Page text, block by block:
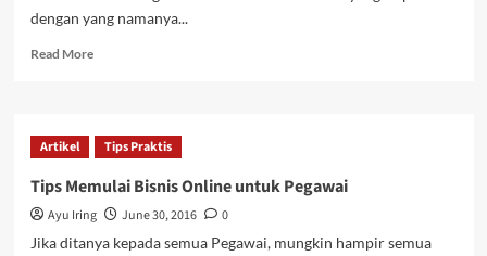
dengan yang namanya...
Read MoreRead
Bisnis
Online
ibu
Rumah
Tangga
Artikel Tips Praktis
Tips Memulai Bisnis Online untuk Pegawai
Ayu Iring June 30, 2016
0
Jika ditanya kepada semua Pegawai, mungkin hampir semua